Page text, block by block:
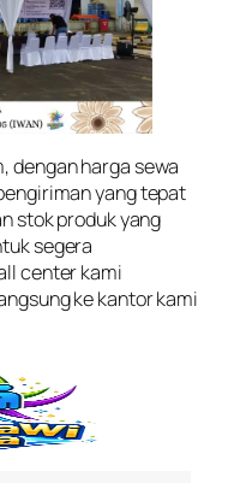
dengan harga sewa
yang tepat
stok produk yang
segera
center kami
ke kantor kami